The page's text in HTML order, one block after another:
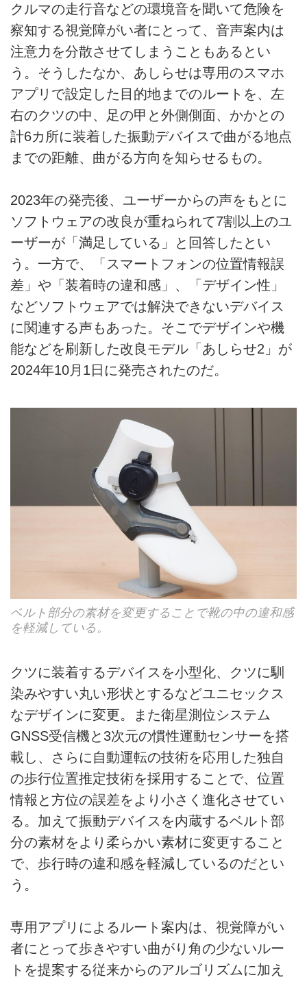
クルマの走行音などの環境音を聞いて危険を
察知する視覚障がい者にとって、音声案内は
注意力を分散させてしまうこともあるとい
う。そうしたなか、あしらせは専用のスマホ
アプリで設定した目的地までのルートを、左
右のクツの中、足の甲と外側側面、かかとの
計6カ所に装着した振動デバイスで曲がる地点
までの距離、曲がる方向を知らせるもの。
2023年の発売後、ユーザーからの声をもとに
ソフトウェアの改良が重ねられて7割以上のユ
ーザーが「満足している」と回答したとい
う。一方で、「スマートフォンの位置情報誤
差」や「装着時の違和感」、「デザイン性」
などソフトウェアでは解決できないデバイス
に関連する声もあった。そこでデザインや機
能などを刷新した改良モデル「あしらせ2」が
2024年10月1日に発売されたのだ。
ベルト部分の素材を変更することで靴の中の違和感
を軽減している。
クツに装着するデバイスを小型化、クツに馴
染みやすい丸い形状とするなどユニセックス
なデザインに変更。また衛星測位システム
GNSS受信機と3次元の慣性運動センサーを搭
載し、さらに自動運転の技術を応用した独自
の歩行位置推定技術を採用することで、位置
情報と方位の誤差をより小さく進化させてい
る。加えて振動デバイスを内蔵するベルト部
分の素材をより柔らかい素材に変更すること
で、歩行時の違和感を軽減しているのだとい
う。
専用アプリによるルート案内は、視覚障がい
者にとって歩きやすい曲がり角の少ないルー
トを提案する従来からのアルゴリズムに加え